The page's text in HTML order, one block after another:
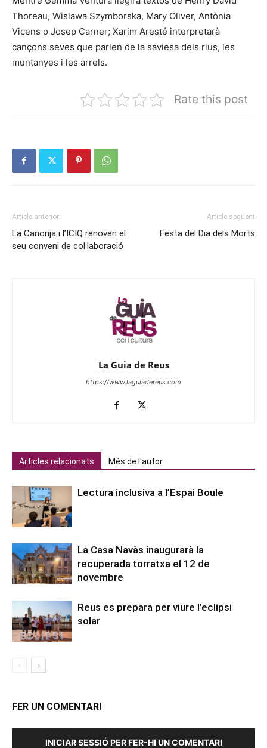
Thoreau, Wislawa Szymborska, Mary Oliver, Antònia
Vicens o Josep Carner; Xarim Aresté interpretarà
cançons seves que parlen de la saviesa dels rius, les
muntanyes i les arrels.
Rate this post
Article anterior
La Canonja i l’ICIQ renoven el
seu conveni de col·laboració
Article següent
Festa del Dia dels Morts
La Guia de Reus
https://www.laguiadereus.com
Articles relacionats Més de l'autor
Lectura inclusiva a l’Espai Boule
La Casa Navàs inaugurarà la
recuperada torratxa el 12 de
novembre
Reus es prepara per viure l’eclipsi
solar
FER UN COMENTARI
INICIAR SESSIÓ PER FER-HI UN COMENTARI